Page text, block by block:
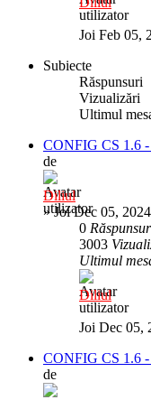
Joi Feb 05,
Subiecte
Răspunsuri
Vizualizări
Ultimul
CONFIG CS 1.6
de
Diliul
»Joi Dec 05,
0
3003
Ultimul
Diliul
Joi Dec 05,
CONFIG CS 1.6
de